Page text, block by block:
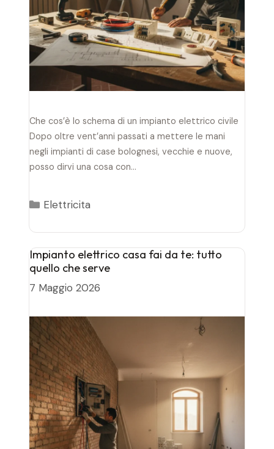
Che cos’è lo schema di un impianto elettrico civile
Dopo oltre vent’anni passati a mettere le mani
negli impianti di case bolognesi, vecchie e nuove,
posso dirvi una cosa con…
Categorie
Elettricita
Impianto elettrico casa fai da te: tutto
quello che serve
7 Maggio 2026